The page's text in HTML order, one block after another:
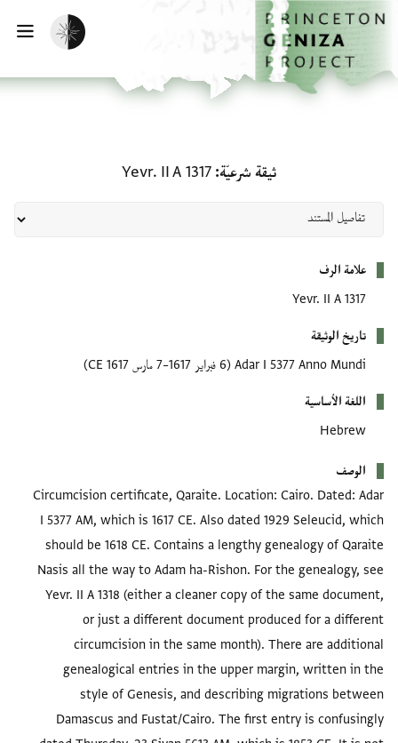
تخطي إلى المحتوى الرئيسي
الصفحة الرئيسية
تفعيل الوضع المظلم
ثيقة شرعيّة Yevr. II A 1317
علامة الرف
Yevr. II A 1317
تاريخ الوثيقة
Adar I 5377 Anno Mundi (6 فبراير 1617–7 مارس 1617 CE)
اللغة الأساسية
Hebrew
الوصف
Circumcision certificate, Qaraite. Location: Cairo. Dated: Adar
I 5377 AM, which is 1617 CE. Also dated 1929 Seleucid, which
should be 1618 CE. Contains a lengthy genealogy of Qaraite
Nasis all the way to Adam ha-Rishon. For the genealogy, see
Yevr. II A 1318 (either a cleaner copy of the same document,
or just a different document produced for a different
circumcision in the same month). There are additional
genealogical entries in the upper margin, written in the
style of Genesis, and describing migrations between
Damascus and Fustat/Cairo. The first entry is confusingly